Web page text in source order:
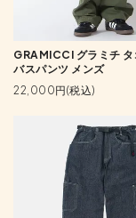
GRAMICCI グラミチ
バスパンツ メンズ
22,000円(税込)